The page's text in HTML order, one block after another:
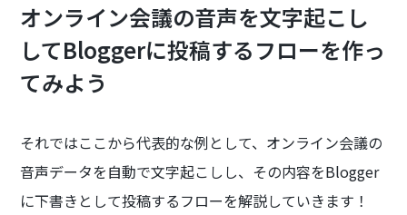
オンライン会議の音声を文字起こし
してBloggerに投稿するフローを作っ
てみよう
それではここから代表的な例として、オンライン会議の
音声データを自動で文字起こしし、その内容をBlogger
に下書きとして投稿するフローを解説していきます！